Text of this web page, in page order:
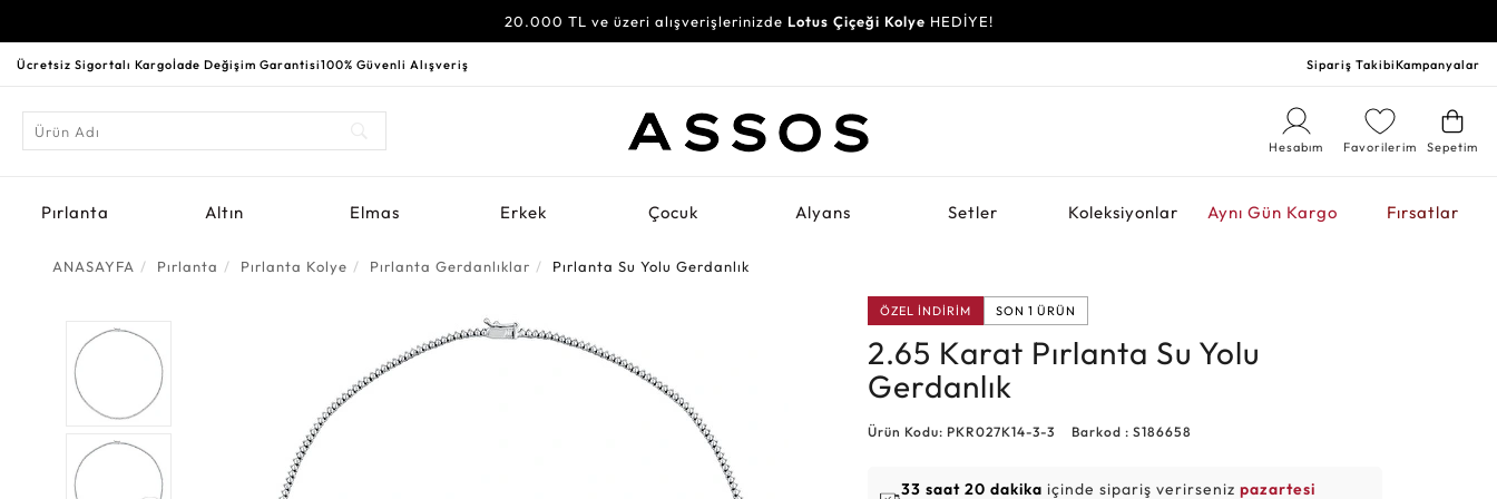
20.000 TL ve üzeri alışverişlerinizde Lotus Çiçeği Kolye HEDİYE!
Ücretsiz Sigortalı Kargoİade Değişim Garantisi100% Güvenli Alışveriş Sipariş TakibiKampanyalar
Sepetim
Favorilerim
Hesabım
Pırlanta Altın Elmas Erkek Çocuk Alyans Setler Koleksiyonlar Aynı Gün Kargo Fırsatlar
ANASAYFA Pırlanta Pırlanta Kolye Pırlanta Gerdanlıklar Pırlanta Su Yolu Gerdanlık
ÖZEL İNDİRİM SON 1 ÜRÜN
2.65 Karat Pırlanta Su Yolu
Gerdanlık
Ürün Kodu: PKR027K14-3-3 Barkod : S186658
33 saat 20 dakika içinde sipariş verirsenizpazartesi